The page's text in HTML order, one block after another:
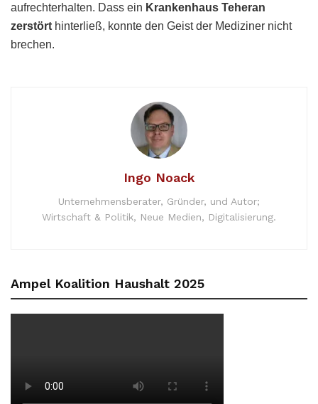
aufrechterhalten. Dass ein Krankenhaus Teheran
zerstört hinterließ, konnte den Geist der Mediziner nicht
brechen.
Ingo Noack
Unternehmensberater, Gründer, und Autor;
Wirtschaft & Politik, Neue Medien, Digitalisierung.
Ampel Koalition Haushalt 2025